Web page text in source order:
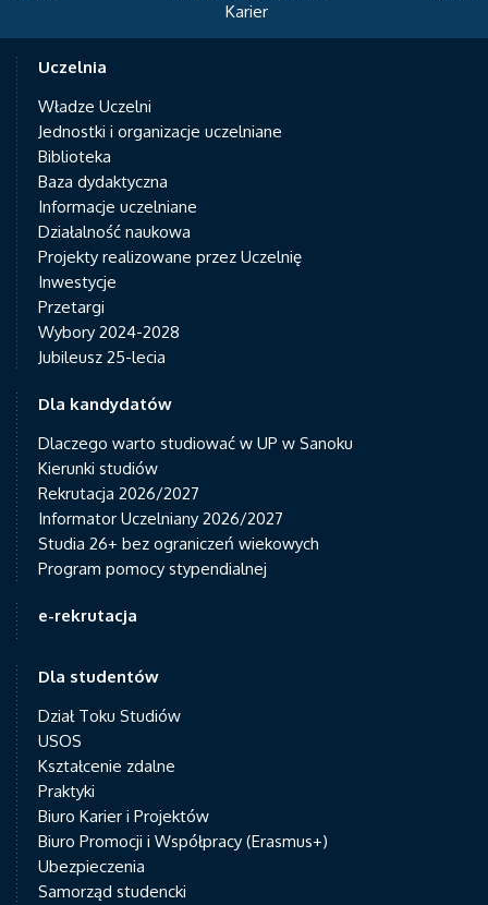
Uczelnia
Władze Uczelni
Jednostki i organizacje uczelniane
Biblioteka
Baza dydaktyczna
Informacje uczelniane
Działalność naukowa
Projekty realizowane przez Uczelnię
Inwestycje
Przetargi
Wybory 2024-2028
Jubileusz 25-lecia
Dla kandydatów
Dlaczego warto studiować w UP w Sanoku
Kierunki studiów
Rekrutacja 2026/2027
Informator Uczelniany 2026/2027
Studia 26+ bez ograniczeń wiekowych
Program pomocy stypendialnej
e-rekrutacja
Dla studentów
Dział Toku Studiów
USOS
Kształcenie zdalne
Praktyki
Biuro Karier i Projektów
Biuro Promocji i Współpracy (Erasmus+)
Ubezpieczenia
Samorząd studencki